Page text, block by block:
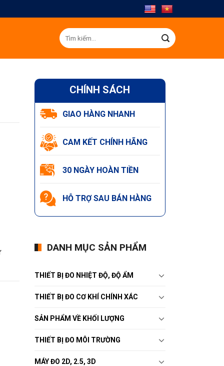
Tìm
kiếm:
CHÍNH SÁCH
GIAO HÀNG NHANH
CAM KẾT CHÍNH HÃNG
30 NGÀY HOÀN TIỀN
HỖ TRỢ SAU BÁN HÀNG
DANH MỤC SẢN PHẨM
THIẾT BỊ ĐO NHIỆT ĐỘ, ĐỘ ẨM
THIẾT BỊ ĐO CƠ KHÍ CHÍNH XÁC
SẢN PHẨM VỀ KHỐI LƯỢNG
THIẾT BỊ ĐO MÔI TRƯỜNG
MÁY ĐO 2D, 2.5, 3D